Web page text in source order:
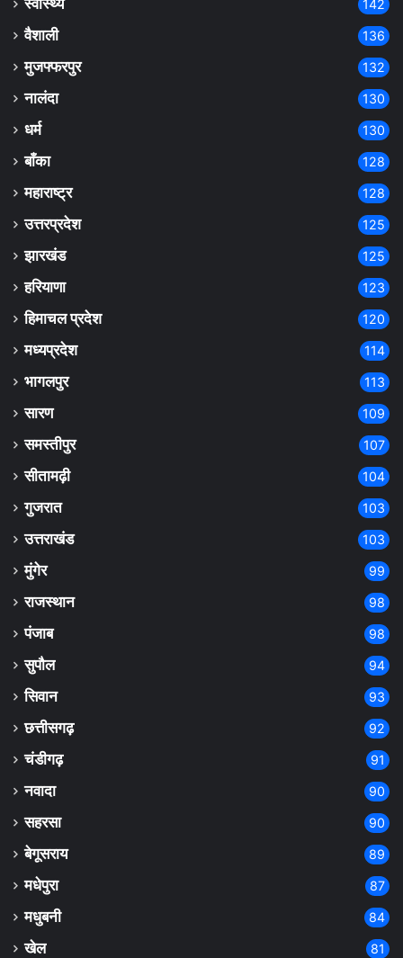
142
वैशाली 136
मुजफ्फरपुर 132
नालंदा 130
धर्म 130
बाँका 128
महाराष्ट्र 128
उत्तरप्रदेश 125
झारखंड 125
हरियाणा 123
हिमाचल प्रदेश 120
मध्यप्रदेश 114
भागलपुर 113
सारण 109
समस्तीपुर 107
सीतामढ़ी 104
गुजरात 103
उत्तराखंड 103
मुंगेर 99
राजस्थान 98
पंजाब 98
सुपौल 94
सिवान 93
छत्तीसगढ़ 92
चंडीगढ़ 91
नवादा 90
सहरसा 90
बेगूसराय 89
मधेपुरा 87
मधुबनी 84
खेल 81